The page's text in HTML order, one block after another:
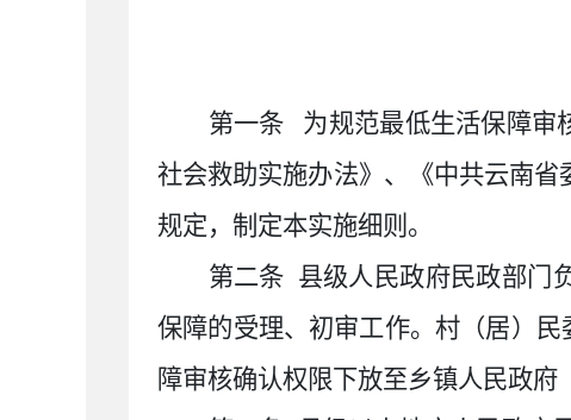
第一条
为规范最低生活保障审
社会救助实施办法》、《中共云南
规定，制定本实施细则。
第二条 县级人民政府民政部门
保障的受理、初审工作。村（居）
障审核确认权限下放至乡镇人民政